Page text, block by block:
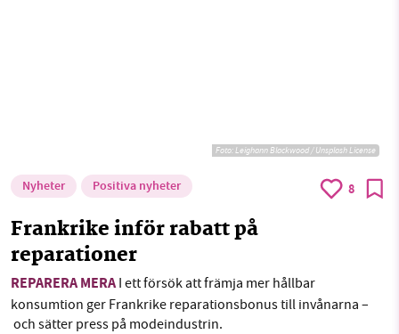
Foto:Leighann Blackwood / Unsplash License
Nyheter Positiva nyheter 8
Frankrike inför rabatt på
reparationer
REPARERA MERAI ett försök att främja mer hållbar
konsumtion ger Frankrike reparationsbonus till invånarna –
och sätter press på modeindustrin.